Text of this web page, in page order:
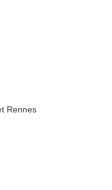
Rennes